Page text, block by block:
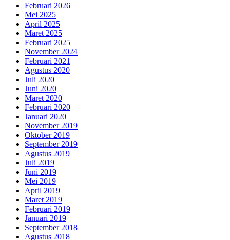
Februari 2026
Mei 2025
April 2025
Maret 2025
Februari 2025
November 2024
Februari 2021
Agustus 2020
Juli 2020
Juni 2020
Maret 2020
Februari 2020
Januari 2020
November 2019
Oktober 2019
September 2019
Agustus 2019
Juli 2019
Juni 2019
Mei 2019
April 2019
Maret 2019
Februari 2019
Januari 2019
September 2018
Agustus 2018